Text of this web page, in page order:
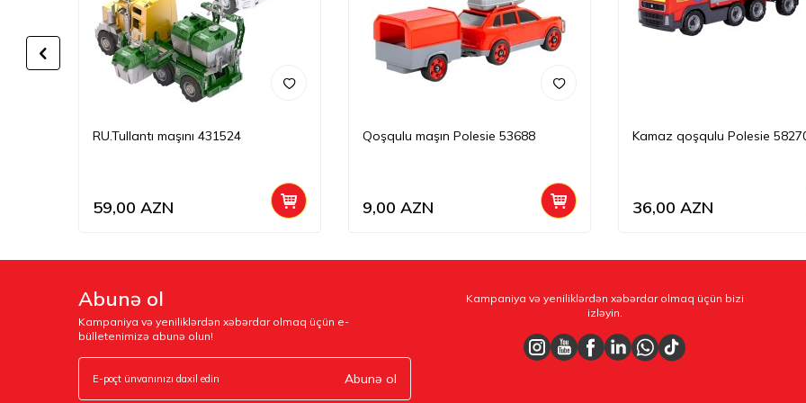
RU.Tullantı maşını 431524
59,00 AZN
Qoşqulu maşın Polesie 53688
9,00 AZN
Kamaz qoşqulu Polesie
36,00 AZN
Abunə ol
Kampaniya və yeniliklərdən xəbərdar olmaq üçün e-
bülletenimizə abunə olun!
Abunə ol
Kampaniya və yeniliklərdən xəbərdar olmaq üçün bizi
izləyin.